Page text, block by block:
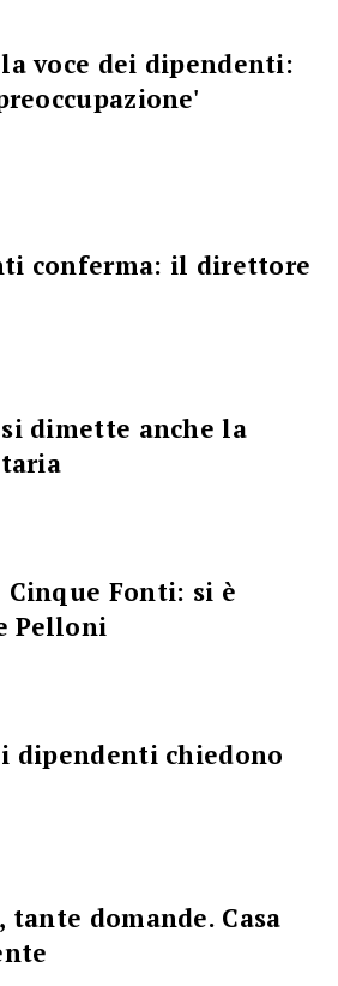
voce dei dipendenti:
conferma: il direttore
dimette anche la
Cinque Fonti: si è
Pelloni
dipendenti chiedono
domande. Casa